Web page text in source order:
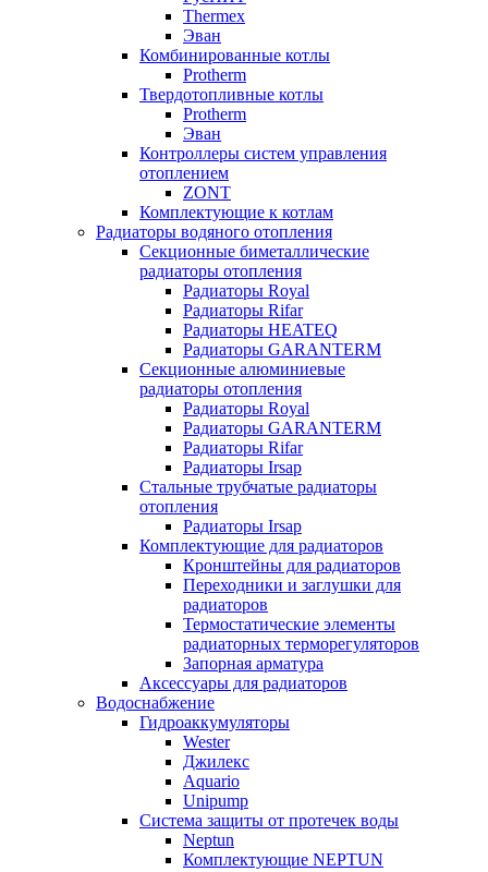
Thermex
Эван
Комбинированные котлы
Protherm
Твердотопливные котлы
Protherm
Эван
Контроллеры систем управления
отоплением
ZONT
Комплектующие к котлам
Радиаторы водяного отопления
Секционные биметаллические
радиаторы отопления
Радиаторы Royal
Радиаторы Rifar
Радиаторы HEATEQ
Радиаторы GARANTERM
Секционные алюминиевые
радиаторы отопления
Радиаторы Royal
Радиаторы GARANTERM
Радиаторы Rifar
Радиаторы Irsap
Стальные трубчатые радиаторы
отопления
Радиаторы Irsap
Комплектующие для радиаторов
Кронштейны для радиаторов
Переходники и заглушки для
радиаторов
Термостатические элементы
радиаторных терморегуляторов
Запорная арматура
Аксессуары для радиаторов
Водоснабжение
Гидроаккумуляторы
Wester
Джилекс
Aquario
Unipump
Система защиты от протечек воды
Neptun
Комплектующие NEPTUN